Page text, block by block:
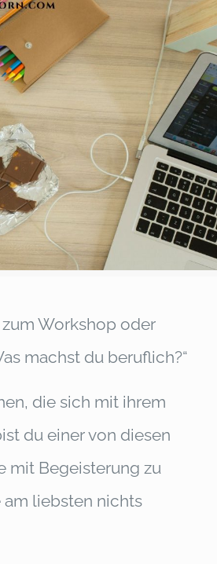
Workshop oder
machst du beruflich?“
die sich mit ihrem
du einer von diesen
mit Begeisterung zu
liebsten nichts